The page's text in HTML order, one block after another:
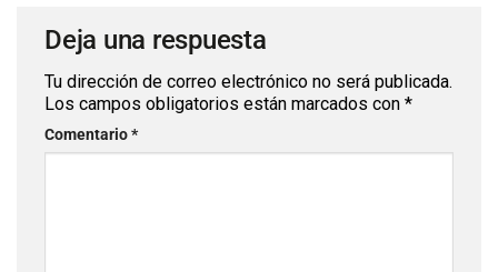
Deja una respuesta
Tu dirección de correo electrónico no será publicada.
Los campos obligatorios están marcados con *
Comentario*